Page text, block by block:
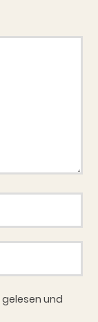
gelesen und